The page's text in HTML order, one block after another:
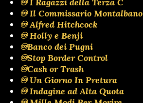
♾️ Il Commissario Montalbano
♾️ Alfred Hitchcock
♾️ Holly e Benji
♾️Banco dei Pugni
♾️Stop Border Control
♾️Cash or Trash
♾️ Un Giorno In Pretura
♾️ Indagine ad Alta Quota